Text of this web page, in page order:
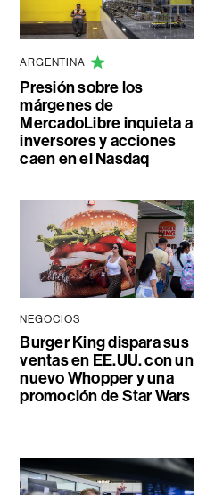
ARGENTINA
Presión sobre los
márgenes de
MercadoLibre inquieta a
inversores y acciones
caen en el Nasdaq
NEGOCIOS
Burger King dispara sus
ventas en EE.UU. con un
nuevo Whopper y una
promoción de Star Wars